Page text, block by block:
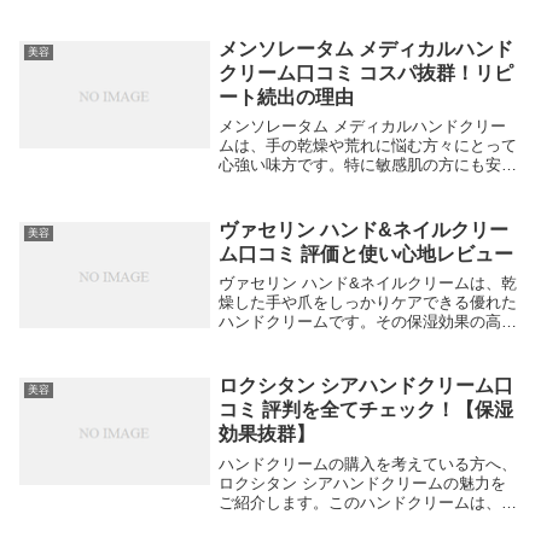
り、日常使いに最適です。実際に使用した
方...
美容
メンソレータム メディカルハンド
クリーム口コミ コスパ抜群！リピ
ート続出の理由
メンソレータム メディカルハンドクリー
ムは、手の乾燥や荒れに悩む方々にとって
心強い味方です。特に敏感肌の方にも安心
ます。以下に、その口コミの一部をご紹介
します。 「...
美容
ヴァセリン ハンド&ネイルクリー
ム口コミ 評価と使い心地レビュー
ヴァセリン ハンド&ネイルクリームは、乾
燥した手や爪をしっかりケアできる優れた
ハンドクリームです。その保湿効果の高さ
同時に行えるため、特に手荒れが気になる
方におすす...
美容
ロクシタン シアハンドクリーム口
コミ 評判を全てチェック！【保湿
効果抜群】
ハンドクリームの購入を考えている方へ、
ロクシタン シアハンドクリームの魅力を
ご紹介します。このハンドクリームは、高